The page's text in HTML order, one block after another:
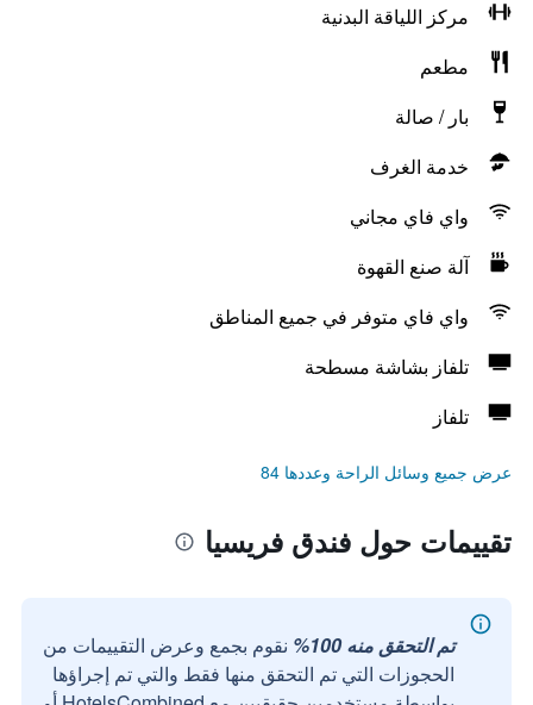
مركز اللياقة البدنية
مطعم
بار / صالة
خدمة الغرف
واي فاي مجاني
آلة صنع القهوة
واي فاي متوفر في جميع المناطق
تلفاز بشاشة مسطحة
تلفاز
عرض جميع وسائل الراحة وعددها 84
تقييمات حول فندق فريسيا
تم التحقق منه 100%
نقوم بجمع وعرض التقييمات من
الحجوزات التي تم التحقق منها فقط والتي تم إجراؤها